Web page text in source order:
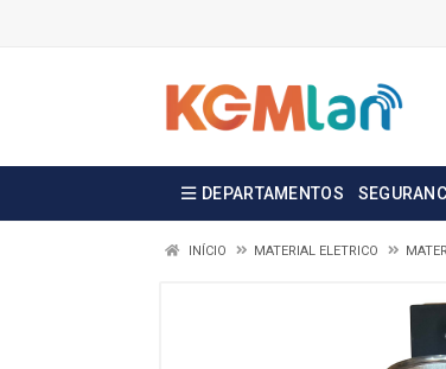
DEPARTAMENTOS
INÍCIO MATERIAL ELETRICO